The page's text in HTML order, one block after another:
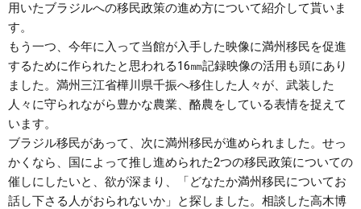
用いたブラジルへの移民政策の進め方について紹介して貰いま
す。
もう一つ、今年に入って当館が入手した映像に満州移民を促進
するために作られたと思われる16㎜記録映像の活用も頭にあり
ました。満州三江省樺川県千振へ移住した人々が、武装した
人々に守られながら豊かな農業、酪農をしている表情を捉えて
います。
ブラジル移民があって、次に満州移民が進められました。せっ
かくなら、国によって推し進められた2つの移民政策についての
催しにしたいと、欲が深まり、「どなたか満州移民についてお
話し下さる人がおられないか」と探しました。相談した高木博